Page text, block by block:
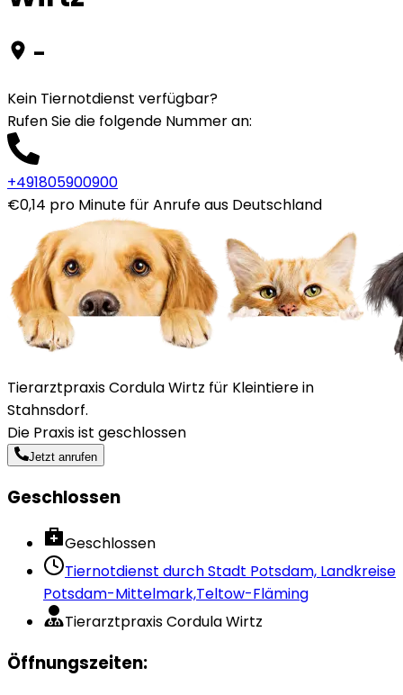
-
Kein Tiernotdienst verfügbar?
Rufen Sie die folgende Nummer an:
+491805900900
€0,14 pro Minute für Anrufe aus Deutschland
Tierarztpraxis Cordula Wirtz für Kleintiere in
Stahnsdorf.
Die Praxis ist geschlossen
Jetzt anrufen
Geschlossen
Geschlossen
Tiernotdienst durchStadt Potsdam, Landkreise
Potsdam-Mittelmark,Teltow-Fläming
Tierarztpraxis Cordula Wirtz
Öffnungszeiten: